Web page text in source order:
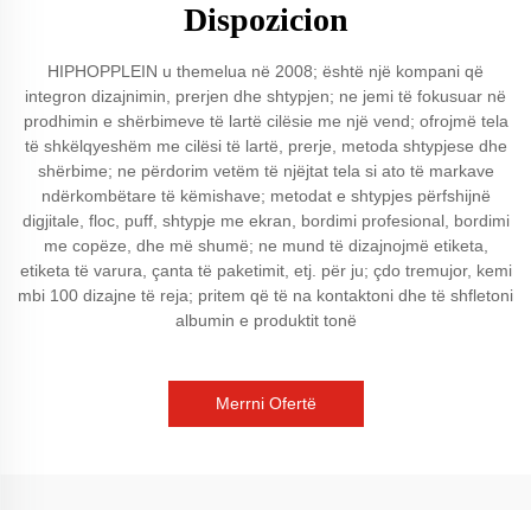
Dispozicion
HIPHOPPLEIN u themelua në 2008; është një kompani që
integron dizajnimin, prerjen dhe shtypjen; ne jemi të fokusuar në
prodhimin e shërbimeve të lartë cilësie me një vend; ofrojmë tela
të shkëlqyeshëm me cilësi të lartë, prerje, metoda shtypjese dhe
shërbime; ne përdorim vetëm të njëjtat tela si ato të markave
ndërkombëtare të këmishave; metodat e shtypjes përfshijnë
digjitale, floc, puff, shtypje me ekran, bordimi profesional, bordimi
me copëze, dhe më shumë; ne mund të dizajnojmë etiketa,
etiketa të varura, çanta të paketimit, etj. për ju; çdo tremujor, kemi
mbi 100 dizajne të reja; pritem që të na kontaktoni dhe të shfletoni
albumin e produktit tonë
Merrni Ofertë